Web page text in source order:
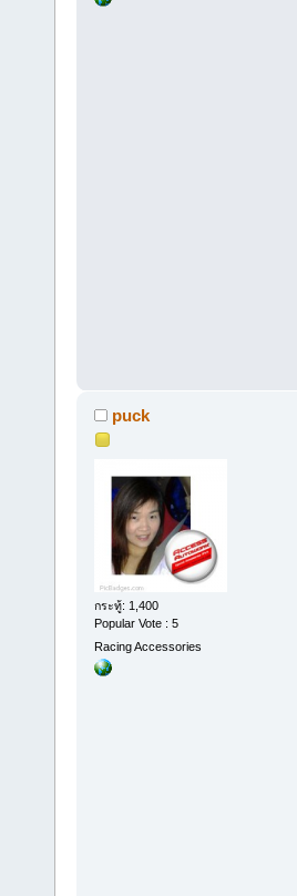
puck
กระทู้: 1,400
Popular Vote : 5
Racing Accessories